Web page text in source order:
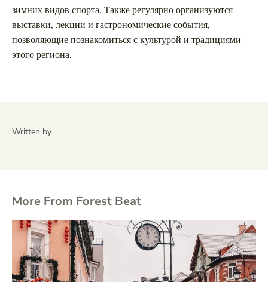
зимних видов спорта. Также регулярно организуются
выставки, лекции и гастрономические события,
позволяющие познакомиться с культурой и традициями
этого региона.
Written by
More From Forest Beat